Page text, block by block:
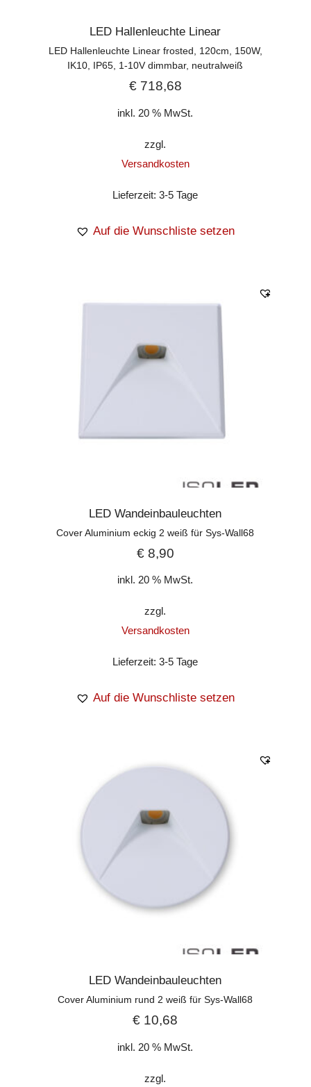
LED Hallenleuchte Linear
LED Hallenleuchte Linear frosted, 120cm, 150W,
IK10, IP65, 1-10V dimmbar, neutralweiß
€718,68
inkl. 20 % MwSt.
zzgl.
Versandkosten
Lieferzeit:3-5 Tage
Auf die Wunschliste setzen
LED Wandeinbauleuchten
Cover Aluminium eckig 2 weiß für Sys-Wall68
€8,90
inkl. 20 % MwSt.
zzgl.
Versandkosten
Lieferzeit:3-5 Tage
Auf die Wunschliste setzen
LED Wandeinbauleuchten
Cover Aluminium rund 2 weiß für Sys-Wall68
€ 10,68
inkl. 20 % MwSt.
zzgl.